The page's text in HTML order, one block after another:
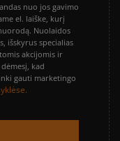
nuo jos gavimo
el. laiške, kurį
Nuolaidos
išskyrus specialias
akcijomis ir
kad
gauti marketingo